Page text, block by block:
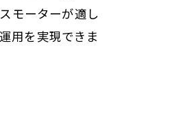
モーターが適し
用を実現できま